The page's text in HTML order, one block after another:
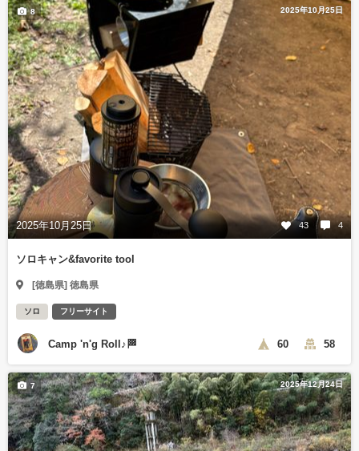
2025年10月25日
2025年10月25日 43 4
8
ソロキャン&favorite tool
[徳島県] 徳島県
ソロ フリーサイト
Camp 'n'g Roll♪🏁 60 58
2025年12月24日
7